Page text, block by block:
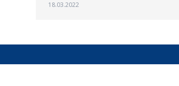
18.03.2022